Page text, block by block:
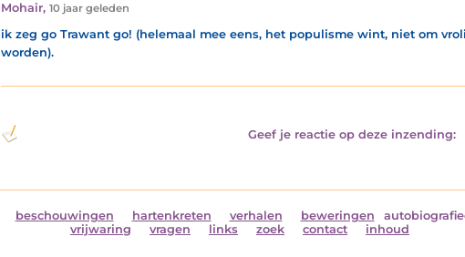
Mohair, 10 jaar geleden
ik zeg go Trawant go! (helemaal mee eens, het populisme wint, niet om
worden).
Geef je reactie op deze inzending:
beschouwingen hartenkreten verhalen beweringen
vrijwaring
vragen links zoek contact inhoud